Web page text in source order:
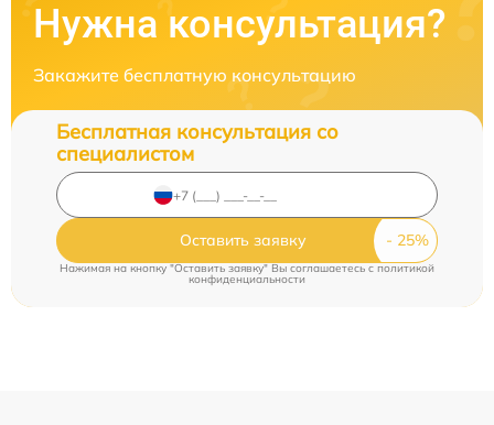
Нужна консультация?
Закажите бесплатную консультацию
Бесплатная консультация со
специалистом
Оставить заявку
Нажимая на кнопку "Оставить заявку" Вы соглашаетесь cполитикой
конфиденциальности